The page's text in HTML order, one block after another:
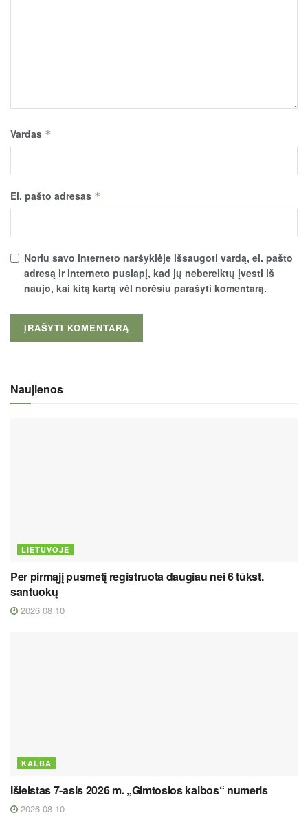
Vardas *
El. pašto adresas *
Noriu savo interneto naršyklėje išsaugoti vardą, el. pašto
adresą ir interneto puslapį, kad jų nebereiktų įvesti iš
naujo, kai kitą kartą vėl norėsiu parašyti komentarą.
Naujienos
LIETUVOJE
Per pirmąjį pusmetį registruota daugiau nei 6 tūkst.
santuokų
2026 08 10
KALBA
Išleistas 7-asis 2026 m. „Gimtosios kalbos“ numeris
2026 08 10